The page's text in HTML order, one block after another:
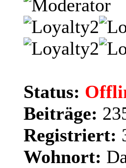
Status:
Beiträge:
Registriert:
Wohnort: